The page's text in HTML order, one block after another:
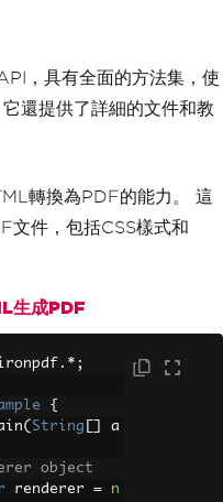
，具有全面的方法集，使
還提供了詳細的文件和教
轉換為PDF的能力。 這
文件，包括CSS樣式和
生成PDF
.*;
{
( String
a
object
renderer =
n